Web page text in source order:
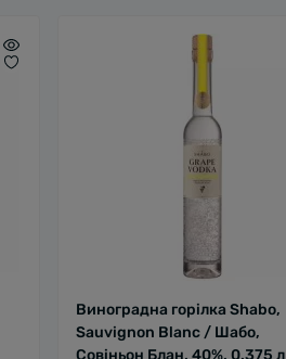
Виноградна горілка Shabo,
Sauvignon Blanc / Шабо,
Совіньон Блан, 40%, 0.375 л